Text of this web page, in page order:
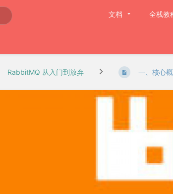
文档 全栈教
RabbitMQ 从入门到放弃 一、核心